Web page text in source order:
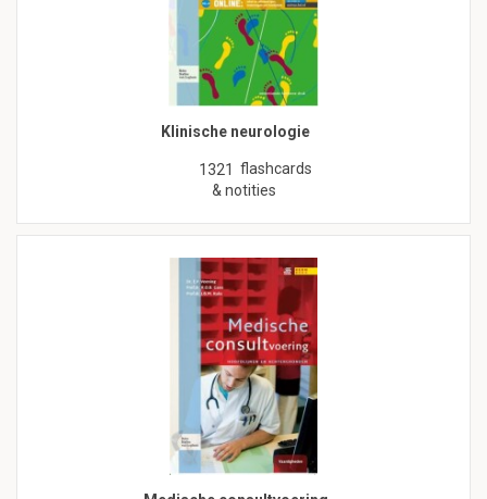
Klinische neurologie
1321 flashcards
& notities